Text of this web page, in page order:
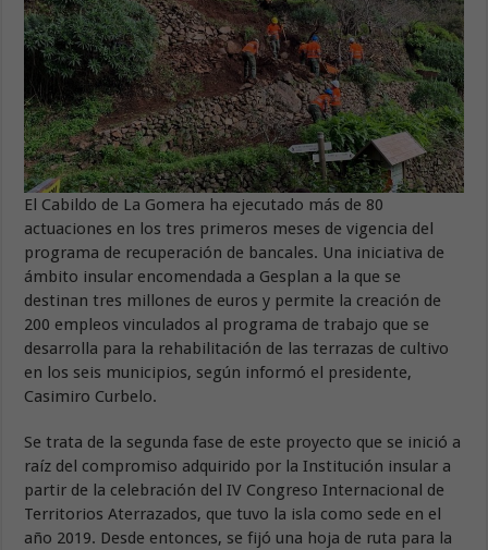
El Cabildo de La Gomera ha ejecutado más de 80
actuaciones en los tres primeros meses de vigencia del
programa de recuperación de bancales. Una iniciativa de
ámbito insular encomendada a Gesplan a la que se
destinan tres millones de euros y permite la creación de
200 empleos vinculados al programa de trabajo que se
desarrolla para la rehabilitación de las terrazas de cultivo
en los seis municipios, según informó el presidente,
Casimiro Curbelo.
Se trata de la segunda fase de este proyecto que se inició a
raíz del compromiso adquirido por la Institución insular a
partir de la celebración del IV Congreso Internacional de
Territorios Aterrazados, que tuvo la isla como sede en el
año 2019. Desde entonces, se fijó una hoja de ruta para la